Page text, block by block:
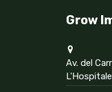
Grow
Av. del